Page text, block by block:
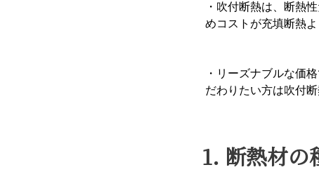
・吹付断熱は、断熱
めコストが充填断熱
・リーズナブルな価
だわりたい方は吹付
1. 断熱材の